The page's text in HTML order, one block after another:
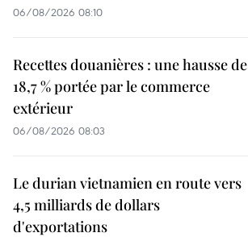
06/08/2026 08:10
Recettes douanières : une hausse de
18,7 % portée par le commerce
extérieur
06/08/2026 08:03
Le durian vietnamien en route vers
4,5 milliards de dollars
d'exportations